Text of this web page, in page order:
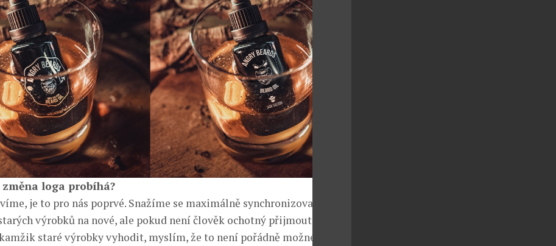
loga probíhá?
je to pro nás poprvé. Snažíme se maximálně synchronizovat
výrobků na nové, ale pokud není člověk ochotný přijmout ztráty
staré výrobky vyhodit, myslím, že to není pořádně možné.